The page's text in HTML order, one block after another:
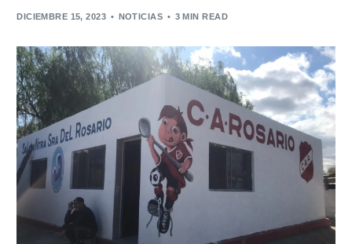
DICIEMBRE 15, 2023 NOTICIAS 3 MIN READ